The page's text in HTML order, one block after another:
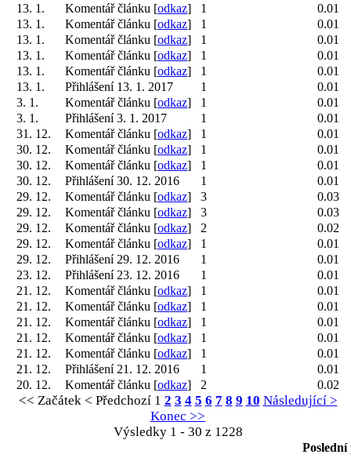
13. 1.
Komentář článku [odkaz] 1
0.01
13. 1.
Komentář článku [odkaz] 1
0.01
13. 1.
Komentář článku [odkaz] 1
0.01
13. 1.
Komentář článku [odkaz] 1
0.01
13. 1.
Komentář článku [odkaz] 1
0.01
13. 1.
Přihlášení 13. 1. 2017 1
0.01
3. 1.
Komentář článku [odkaz] 1
0.01
3. 1.
Přihlášení 3. 1. 2017 1
0.01
31. 12.
Komentář článku [odkaz] 1
0.01
30. 12.
Komentář článku [odkaz] 1
0.01
30. 12.
Komentář článku [odkaz] 1
0.01
30. 12.
Přihlášení 30. 12. 2016 1
0.01
29. 12.
Komentář článku [odkaz] 3
0.03
29. 12.
Komentář článku [odkaz] 3
0.03
29. 12.
Komentář článku [odkaz] 2
0.02
29. 12.
Komentář článku [odkaz] 1
0.01
29. 12.
Přihlášení 29. 12. 2016 1
0.01
23. 12.
Přihlášení 23. 12. 2016 1
0.01
21. 12.
Komentář článku [odkaz] 1
0.01
21. 12.
Komentář článku [odkaz] 1
0.01
21. 12.
Komentář článku [odkaz] 1
0.01
21. 12.
Komentář článku [odkaz] 1
0.01
21. 12.
Komentář článku [odkaz] 1
0.01
21. 12.
Přihlášení 21. 12. 2016 1
0.01
20. 12.
Komentář článku [odkaz] 2 0.02
<< Začátek < Předchozí 1 2 3 4 5 6 7 8 9 10 Následující >
Konec >>
Výsledky 1 - 30 z 1228